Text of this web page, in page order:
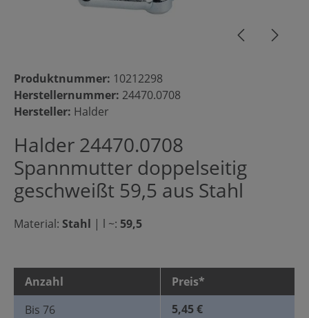
Produktnummer: 10212298
Herstellernummer: 24470.0708
Hersteller: Halder
Halder 24470.0708
Spannmutter doppelseitig
geschweißt 59,5 aus Stahl
Material: Stahl | l ~: 59,5
Anzahl
Preis*
Bis 76
5,45 €